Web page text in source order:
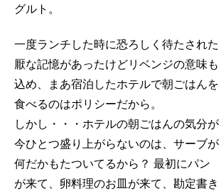
グルト。
一度ランチした時に恐ろしく待たされた
厭な記憶があったけどリベンジの意味も
込め、まあ宿泊したホテルで朝ごはんを
食べるのはポリシーだから。
しかし・・・ホテルの朝ごはんの気分が
今ひとつ盛り上がらないのは、サーブが
何だかもたついてるから？ 最初にパン
が来て、卵料理のお皿が来て、勘定書き